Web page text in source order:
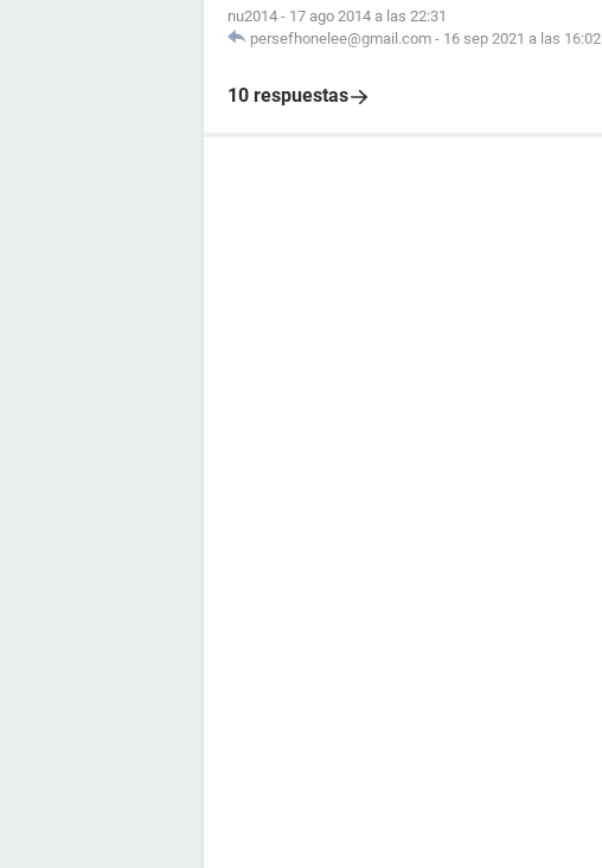
nu2014 - 17 ago 2014 a las 22:31
persefhonelee@gmail.com - 16 sep 2021 a las 16:02
10 respuestas